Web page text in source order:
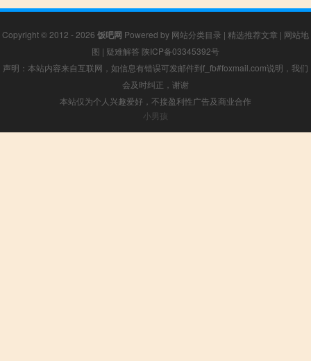
Copyright © 2012 - 2026 饭吧网 Powered by 网站分类目录 | 精选推荐文章 | 网站地
图 | 疑难解答 陕ICP备03345392号
声明：本站内容来自互联网，如信息有错误可发邮件到f_fb#foxmail.com说明，我们
会及时纠正，谢谢
本站仅为个人兴趣爱好，不接盈利性广告及商业合作
小男孩